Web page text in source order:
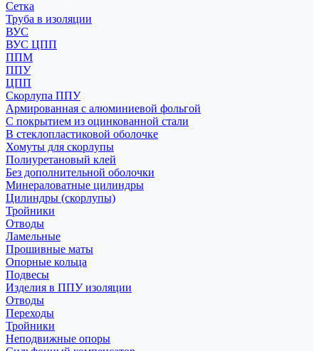
Сетка
Труба в изоляции
ВУС
ВУС ЦПП
ППМ
ППУ
ЦПП
Скорлупа ППУ
Армированная с алюминиевой фольгой
С покрытием из оцинкованной стали
В стеклопластиковой оболочке
Хомуты для скорлупы
Полиуретановый клей
Без дополнительной оболочки
Минераловатные цилиндры
Цилиндры (скорлупы)
Тройники
Отводы
Ламельные
Прошивные маты
Опорные кольца
Подвесы
Изделия в ППУ изоляции
Отводы
Переходы
Тройники
Неподвижные опоры